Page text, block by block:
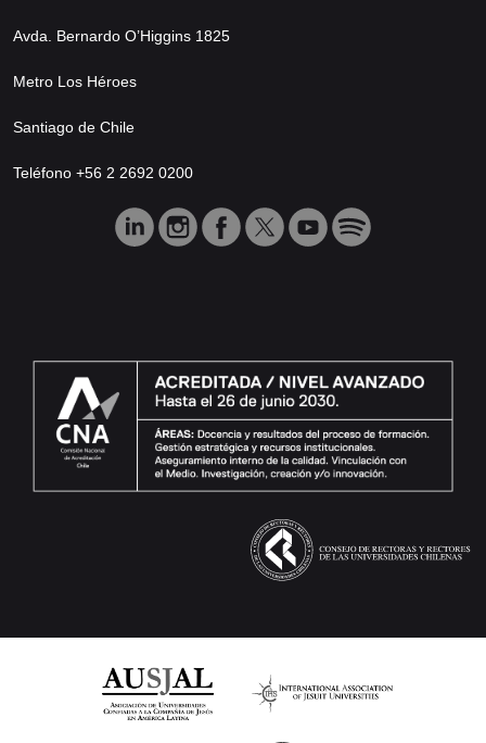
Avda. Bernardo O’Higgins 1825
Metro Los Héroes
Santiago de Chile
Teléfono +56 2 2692 0200